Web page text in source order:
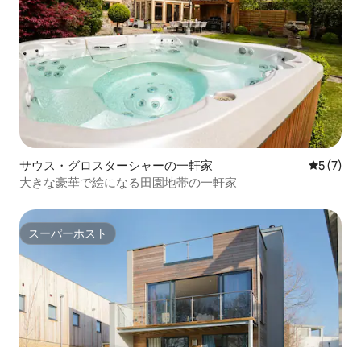
サウス・グロスターシャーの一軒家 レビュー
5 (7)
大きな豪華で絵になる田園地帯の一軒家
スーパーホスト
スーパーホスト